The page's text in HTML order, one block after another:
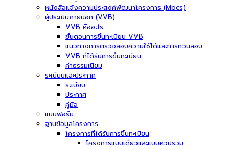
หนังสือแจ้งความประสงค์พัฒนาโครงการ (Mocs)
ผู้ประเมินภายนอก (VVB)
VVB คืออะไร
ขั้นตอนการขึ้นทะเบียน VVB
แนวทางการตรวจสอบความใช้ได้และการทวนสอบ
VVB ที่ได้รับการขึ้นทะเบียน
ค่าธรรมเนียม
ระเบียบและประกาศ
ระเบียบ
ประกาศ
คู่มือ
แบบฟอร์ม
ฐานข้อมูลโครงการ
โครงการที่ได้รับการขึ้นทะเบียน
โครงการแบบเดี่ยวและแบบควบรวม